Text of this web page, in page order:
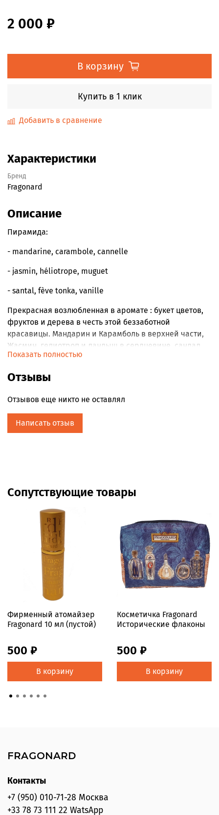
2 000 ₽
В корзину
Купить в 1 клик
Добавить в сравнение
Характеристики
Бренд
Fragonard
Описание
Пирамида:
- mandarine, carambole, cannelle
- jasmin, héliotrope, muguet
- santal, fève tonka, vanille
Прекрасная возлюбленная в аромате : букет цветов,
фруктов и дерева в честь этой беззаботной
красавицы. Мандарин и Карамболь в верхней части,
Жасмин, гелиотроп и ландыш в сердцевине, сандал,
бобы тонка и ваниль в нижней части.
Показать полностью
Отзывы
Отзывов еще никто не оставлял
Написать отзыв
Сопутствующие товары
Фирменный атомайзер
Fragonard 10 мл (пустой)
500 ₽
В корзину
Косметичка Fragonard
Исторические флаконы
500 ₽
В корзину
FRAGONARD
Контакты
+7 (950) 010-71-28 Москва
+33 78 73 111 22 WatsApp